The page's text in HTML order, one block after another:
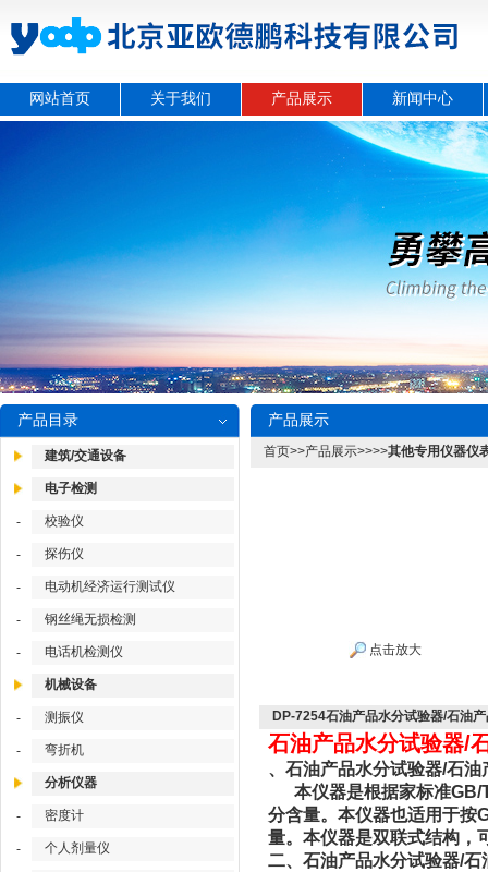
网站首页 关于我们 产品展示 新闻中心
产品目录
建筑/交通设备
电子检测
- 校验仪
- 探伤仪
- 电动机经济运行测试仪
- 钢丝绳无损检测
- 电话机检测仪
机械设备
- 测振仪
- 弯折机
分析仪器
- 密度计
- 个人剂量仪
产品展示
首页>>产品展示>>>>其他专用仪器仪
点击放大
DP-7254石油产品水分试验器/石油
石油产品水分试验器/
、石油产品水分试验器/石
本仪器是根据家标准GB/
分含量。本仪器也适用于按
量。本仪器是双联式结构，
二、石油产品水分试验器/